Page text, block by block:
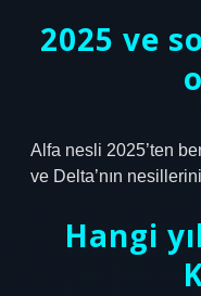
2025 ve
Alfa nesli 2025’ten
ve Delta’nın
Hangi